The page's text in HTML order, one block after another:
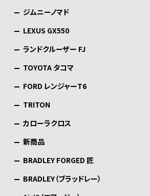
ジムニーノマド
LEXUS GX550
ランドクルーザー FJ
TOYOTA タコマ
FORD レンジャーT6
TRITON
カローラクロス
新商品
BRADLEY FORGED 匠
BRADLEY（ブラッドレー）